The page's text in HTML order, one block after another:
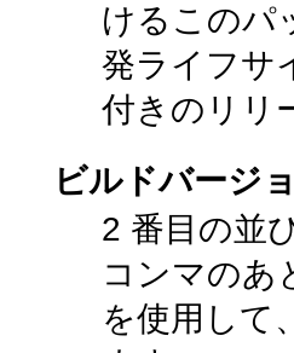
けるこのパ
発ライフサ
付きのリリ
ビルドバージ
2 番目の並
コンマのあ
を使用して